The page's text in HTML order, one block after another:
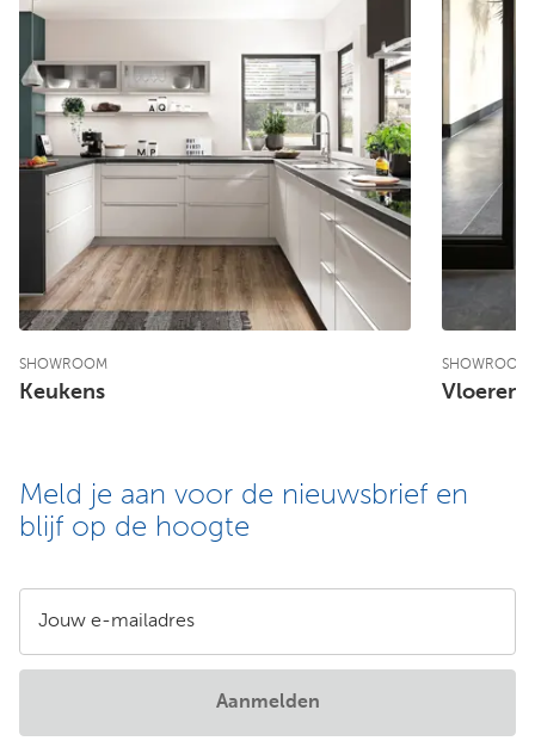
SHOWROOM
Keukens
SHOWROOM
Vloeren
Meld je aan voor de nieuwsbrief en
blijf op de hoogte
Jouw e-mailadres
Aanmelden